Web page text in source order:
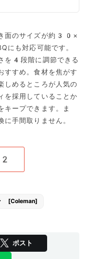
き面のサイズが約30×
も対応可能です。
を4段階に調節できる
すすめ。食材を焦がす
しめるところが人気の
を採用していることか
キープできます。ま
手間取りません。
2
[Coleman]
ポスト